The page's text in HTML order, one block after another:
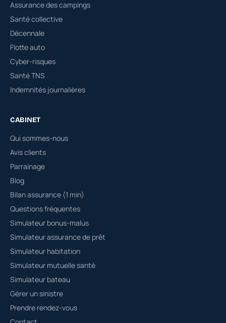
Assurance des campings
Santé collective
Décennale
Flotte auto
Cyber-risques
Santé TNS
Indemnités journalières
CABINET
Qui sommes-nous
Avis clients
Parrainage
Blog
Bilan assurance (1 min)
Questions fréquentes
Simulateur bonus-malus
Simulateur assurance de prêt
Simulateur habitation
Simulateur mutuelle santé
Simulateur bateau
Gérer un sinistre
Prendre rendez-vous